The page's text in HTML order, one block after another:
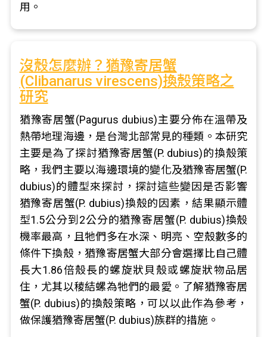
用。
沒殼怎麼辦？猶豫寄居蟹
(Clibanarus virescens)換殼策略之
研究
猶豫寄居蟹(Pagurus dubius)主要分佈在溫帶及
熱帶地理海邊，是台灣北部常見的種類。本研究
主要是為了探討猶豫寄居蟹(P. dubius)的換殼策
略，我們主要以海邊環境的變化及猶豫寄居蟹(P.
dubius)的體型來探討，探討這些變因是否影響
猶豫寄居蟹(P. dubius)換殼的因素，結果顯示體
型1.5公分到2公分的猶豫寄居蟹(P. dubius)換殼
機率最高，且牠們多在水深、明亮、空殼數多的
條件下換殼，猶豫寄居蟹大部分會選擇比自己體
長大1.86倍殼長的螺旋狀貝殼或螺旋狀物品居
住，尤其以稜結螺為牠們的最愛。了解猶豫寄居
蟹(P. dubius)的換殼策略，可以以此作為參考，
做保護猶豫寄居蟹(P. dubius)族群的措施。